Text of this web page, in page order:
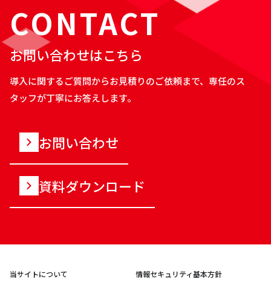
CONTACT
お問い合わせはこちら
導入に関するご質問からお見積りのご依頼まで、専任のス
タッフが丁寧にお答えします。
お問い合わせ
資料ダウンロード
当サイトについて 情報セキュリティ基本方針